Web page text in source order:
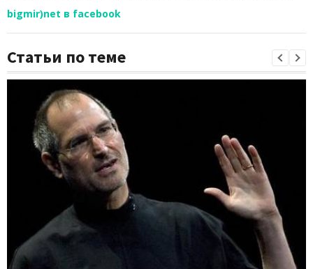
bigmir)net в facebook
Статьи по теме